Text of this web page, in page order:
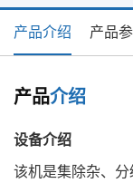
产品介绍 产品
产品介绍
设备介绍
该机是集除杂、分